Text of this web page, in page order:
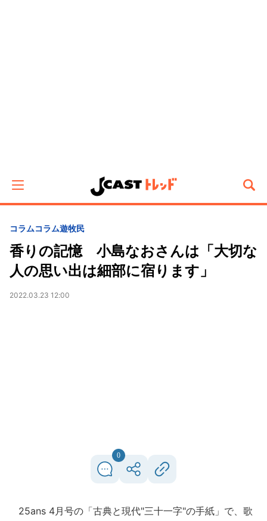
コラムコラム遊牧民
香りの記憶 小島なおさんは「大切な
人の思い出は細部に宿ります」
2022.03.23 12:00
0
25ans 4月号の「古典と現代"三十一字"の手紙」で、歌